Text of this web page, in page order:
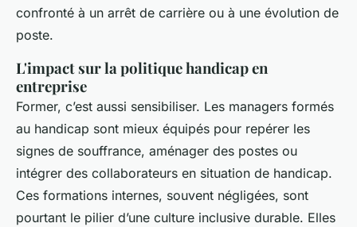
confronté à un arrêt de carrière ou à une évolution de
poste.
L'impact sur la politique handicap en
entreprise
Former, c’est aussi sensibiliser. Les managers formés
au handicap sont mieux équipés pour repérer les
signes de souffrance, aménager des postes ou
intégrer des collaborateurs en situation de handicap.
Ces formations internes, souvent négligées, sont
pourtant le pilier d’une culture inclusive durable. Elles